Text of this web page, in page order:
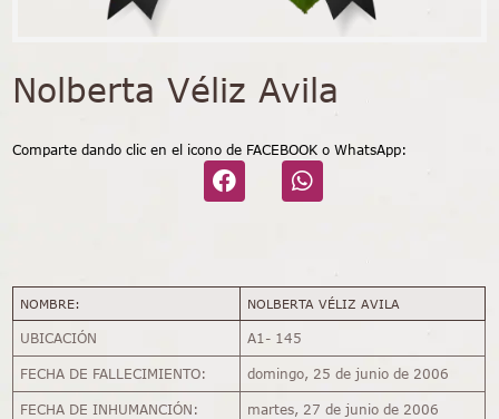
Nolberta Véliz Avila
Comparte dando clic en el icono de FACEBOOK o WhatsApp:
NOMBRE: NOLBERTA VÉLIZ AVILA
UBICACIÓN A1- 145
FECHA DE FALLECIMIENTO: domingo, 25 de junio de 2006
FECHA DE INHUMANCIÓN: martes, 27 de junio de 2006